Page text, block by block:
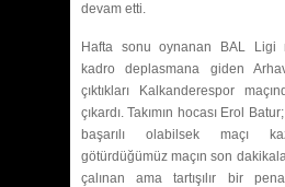
devam etti.
Hafta sonu oynanan BAL Ligi
kadro deplasmana giden
çıktıkları Kalkanderespor
çıkardı. Takımın hocası Erol
başarılı olabilsek maçı
götürdüğümüz maçın son
çalınan ama tartışılır bir